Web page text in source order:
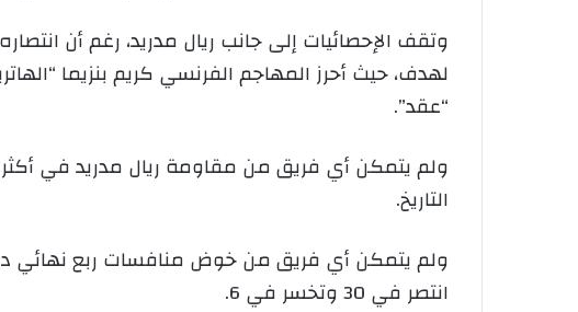
وتقف الإحصائيات إلى جانب ريال مدريد، رغم أن
لهدف، حيث أحرز المهاجم الفرنسي كريم بنزيما
“عقد”.
ولم يتمكن أي فريق من مقاومة ريال مدريد في أكثر
التاريخ.
انتصر في 30 وتخسر في 6.